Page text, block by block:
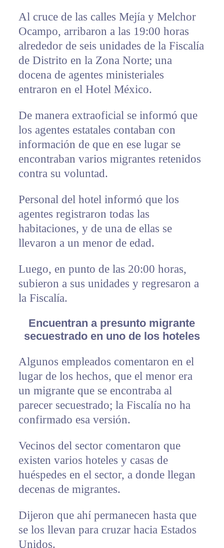
Al cruce de las calles Mejía y Melchor
Ocampo, arribaron a las 19:00 horas
alrededor de seis unidades de la Fiscalía
de Distrito en la Zona Norte; una
docena de agentes ministeriales
entraron en el Hotel México.
De manera extraoficial se informó que
los agentes estatales contaban con
información de que en ese lugar se
encontraban varios migrantes retenidos
contra su voluntad.
Personal del hotel informó que los
agentes registraron todas las
habitaciones, y de una de ellas se
llevaron a un menor de edad.
Luego, en punto de las 20:00 horas,
subieron a sus unidades y regresaron a
la Fiscalía.
Encuentran a presunto migrante
secuestrado en uno de los hoteles
Algunos empleados comentaron en el
lugar de los hechos, que el menor era
un migrante que se encontraba al
parecer secuestrado; la Fiscalía no ha
confirmado esa versión.
Vecinos del sector comentaron que
existen varios hoteles y casas de
huéspedes en el sector, a donde llegan
decenas de migrantes.
Dijeron que ahí permanecen hasta que
se los llevan para cruzar hacia Estados
Unidos.